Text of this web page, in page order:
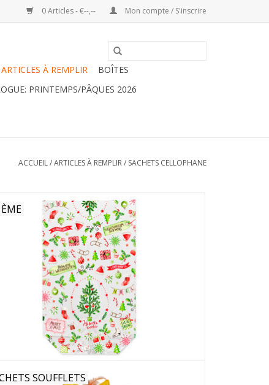
0 Articles - €--,-- Mon compte / S'inscrire
ARTICLES À REMPLIR
BOÎTES
PRINTEMPS/PÂQUES 2026
ACCUEIL/ARTICLES À REMPLIR/ SACHETS CELLOPHANE
SOUFFLETS